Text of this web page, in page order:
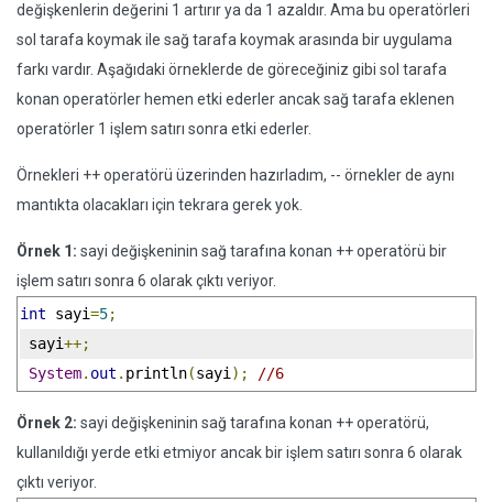
değişkenlerin değerini 1 artırır ya da 1 azaldır. Ama bu operatörleri
sol tarafa koymak ile sağ tarafa koymak arasında bir uygulama
farkı vardır. Aşağıdaki örneklerde de göreceğiniz gibi sol tarafa
konan operatörler hemen etki ederler ancak sağ tarafa eklenen
operatörler 1 işlem satırı sonra etki ederler.
Örnekleri ++ operatörü üzerinden hazırladım, -- örnekler de aynı
mantıkta olacakları için tekrara gerek yok.
Örnek 1: sayi değişkeninin sağ tarafına konan ++ operatörü bir
işlem satırı sonra 6 olarak çıktı veriyor.
int sayi=5;
sayi++;
System. out . println(sayi ); //6
Örnek 2: sayi değişkeninin sağ tarafına konan ++ operatörü,
kullanıldığı yerde etki etmiyor ancak bir işlem satırı sonra 6 olarak
çıktı veriyor.